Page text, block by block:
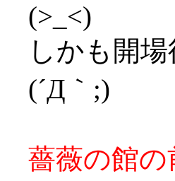
(>_<)
しかも開
(´Д｀;)
薔薇の館